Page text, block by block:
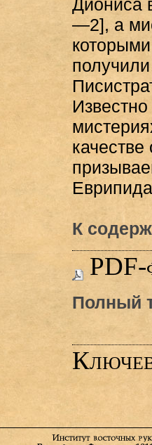
Диониса
—2], а
качестве
К
PDF-
Полный